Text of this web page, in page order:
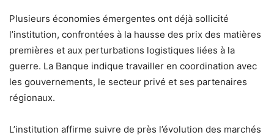
Plusieurs économies émergentes ont déjà sollicité
l’institution, confrontées à la hausse des prix des matières
premières et aux perturbations logistiques liées à la
guerre. La Banque indique travailler en coordination avec
les gouvernements, le secteur privé et ses partenaires
régionaux.
L’institution affirme suivre de près l’évolution des marchés